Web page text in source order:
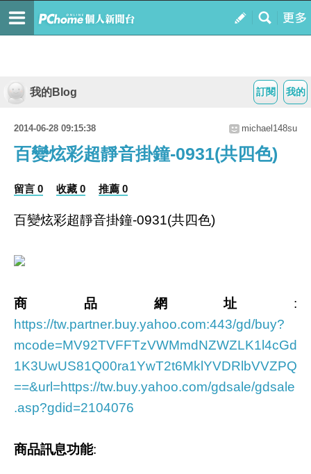
我的
訂閱
我的Blog
2014-06-28 09:15:38 michael148su
百變炫彩超靜音掛鐘-0931(共四色)
留言 0 收藏 0 推薦 0
百變炫彩超靜音掛鐘-0931(共四色)
商品網址 :
https://tw.partner.buy.yahoo.com:443/gd/buy?
mcode=MV92TVFFTzVWMmdNZWZLK1l4cGd
1K3UwUS81Q00ra1YwT2t6MklYVDRlbVVZPQ
==&url=https://tw.buy.yahoo.com/gdsale/gdsale
.asp?gdid=2104076
商品訊息功能: